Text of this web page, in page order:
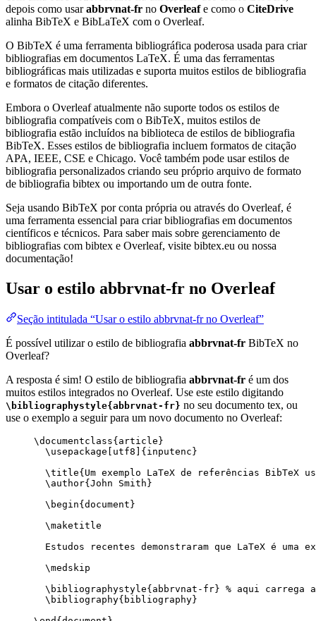
depois como usarabbrvnat-fr no Overleafe como o CiteDrive
alinha BibTeX e BibLaTeX com o Overleaf.
O BibTeX é uma ferramenta bibliográfica poderosa usada para criar
bibliografias em documentos LaTeX. É uma das ferramentas
bibliográficas mais utilizadas e suporta muitos estilos de bibliografia
e formatos de citação diferentes.
Embora o Overleaf atualmente não suporte todos os estilos de
bibliografia compatíveis com o BibTeX, muitos estilos de
bibliografia estão incluídos na biblioteca de estilos de bibliografia
BibTeX. Esses estilos de bibliografia incluem formatos de citação
APA, IEEE, CSE e Chicago. Você também pode usar estilos de
bibliografia personalizados criando seu próprio arquivo de formato
de bibliografia bibtex ou importando um de outra fonte.
Seja usando BibTeX por conta própria ou através do Overleaf, é
uma ferramenta essencial para criar bibliografias em documentos
científicos e técnicos. Para saber mais sobre gerenciamento de
bibliografias com bibtex e Overleaf, visite bibtex.eu ou nossa
documentação!
Usar o estilo abbrvnat-fr no Overleaf
Seção intitulada “Usar o estilo abbrvnat-fr no Overleaf”
É possível utilizar o estilo de bibliografia abbrvnat-fr BibTeX no
Overleaf?
A resposta é sim! O estilo de bibliografia abbrvnat-fr é um dos
muitos estilos integrados no Overleaf. Use este estilo digitando
\bibliographystyle{abbrvnat-fr} no seu documento tex, ou
use o exemplo a seguir para um novo documento no Overleaf:
\documentclass{ article }
\usepackage
utf8 ]{ inputenc }
\title{Um exemplo LaTeX de referências
\author{John Smith}
\begin{ document }
\maketitle
Estudos recentes demonstraram que LaTeX é
\medskip
\bibliographystyle{abbrvnat-fr} % aqui carrega
\bibliography{bibliography}